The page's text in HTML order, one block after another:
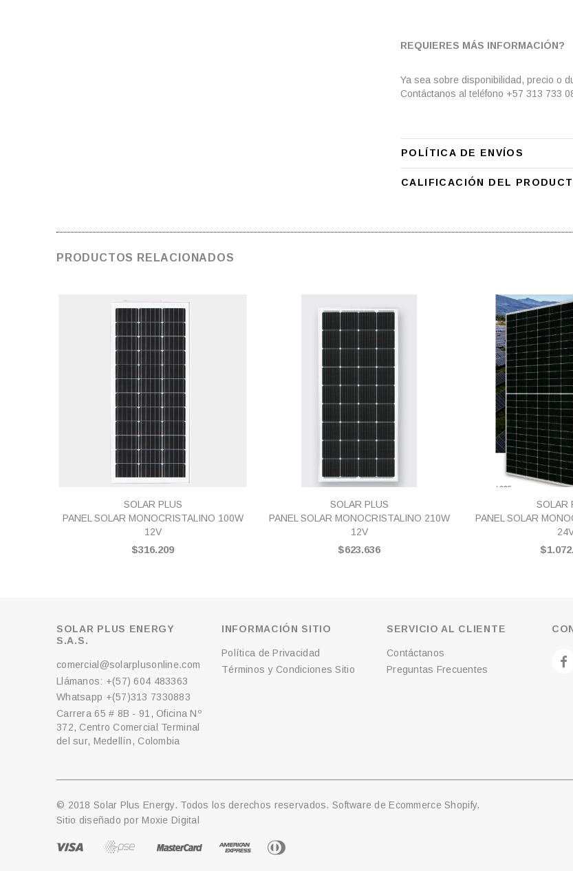
REQUIERES MÁS INFORMACIÓN?
Ya sea sobre disponibilidad, precio o
Contáctanos al teléfono +57 313 733
POLÍTICA DE ENVÍOS
CALIFICACIÓN DEL
PRODUCTOS RELACIONADOS
VISTA RÁPIDA
SOLAR PLUS
PANEL SOLAR MONOCRISTALINO 100W
12V
$316.209
VISTA RÁPIDA
SOLAR PLUS
PANEL SOLAR MONOCRISTALINO 210W
12V
$623.636
VISTA
SOLAR
PANEL SOLAR
SOLAR PLUS ENERGY
S.A.S.
comercial@solarplusonline.com
Llámanos: +(57) 604 483363
Whatsapp +(57)313 7330883
Carrera 65 # 8B - 91, Oficina Nº
372, Centro Comercial Terminal
del sur, Medellín, Colombia
INFORMACIÓN SITIO
Política de Privacidad
Términos y Condiciones Sitio
SERVICIO AL CLIENTE
Contáctanos
Preguntas Frecuentes
© 2018 Solar Plus Energy. Todos los derechos reservados. Software de Ecommerce Shopify.
Sitio diseñado porMoxie Digital